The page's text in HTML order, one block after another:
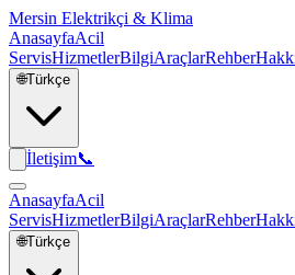
Mersin Elektrikçi & Klima
AnasayfaAcil
ServisHizmetlerBilgiAraçlarRehber
🌐Türkçe
İletişim📞
AnasayfaAcil
ServisHizmetlerBilgiAraçlarRehber
🌐Türkçe